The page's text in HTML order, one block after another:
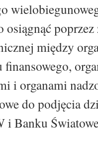
osiągnąć
między
i organami
do podjęcia
i Banku